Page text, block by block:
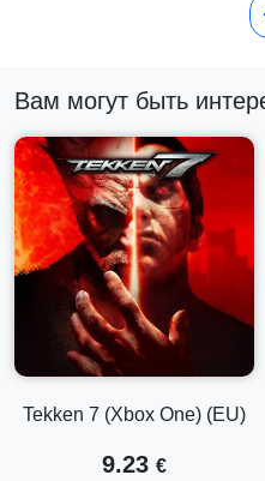
Вам могут быть
Tekken 7 (Xbox One) (EU)
9.23 €